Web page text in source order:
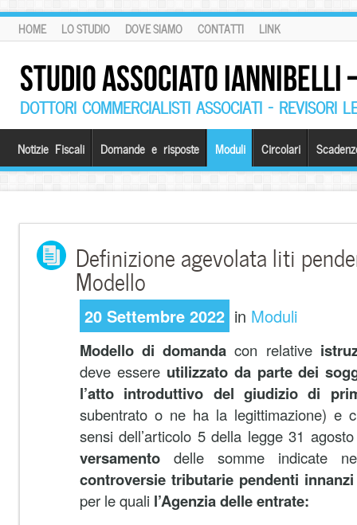
HOME LO STUDIO DOVE SIAMO CONTATTI LINK
STUDIO ASSOCIATO
DOTTORI COMMERCIALISTI ASSOCIATI – REVISORI
Notizie Fiscali Domande e risposte Moduli Circolari
Definizione agevolata liti
Modello
20 Settembre 2022 in Moduli
Modello di domanda con relative
deve essere utilizzato da parte dei
l’atto introduttivo del giudizio di
subentrato o ne ha la legittimazione) e
sensi dell’articolo 5 della legge 31
versamento delle somme indicate
controversie tributarie pendenti
per le quali l’Agenzia delle entrate: